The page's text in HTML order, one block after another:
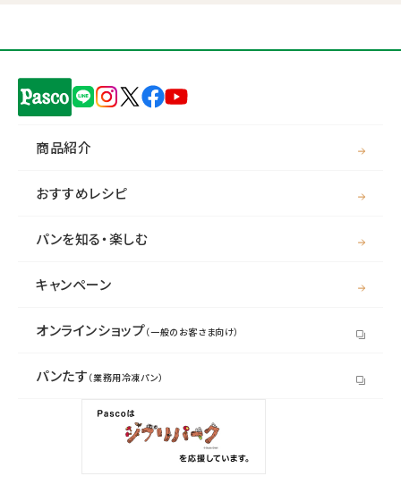
商品紹介
おすすめレシピ
パンを知る・楽しむ
キャンペーン
オンラインショップ（一般のお客さま向け）
パンたす （業務用冷凍パン）